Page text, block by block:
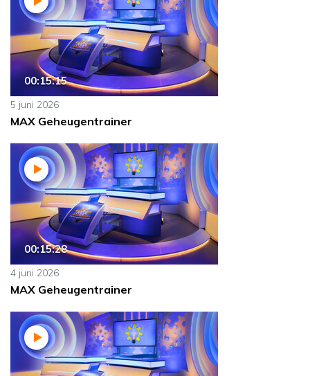
00:15:15
5 juni 2026
MAX Geheugentrainer
00:15:28
4 juni 2026
MAX Geheugentrainer